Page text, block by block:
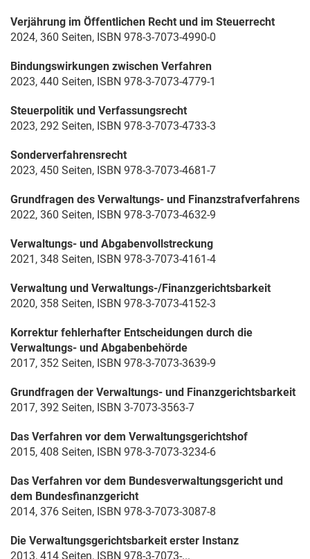
Verjährung im Öffentlichen Recht und im Steuerrecht
2024, 360 Seiten, ISBN 978-3-7073-4990-0
Bindungswirkungen zwischen Verfahren
2023, 440 Seiten, ISBN 978-3-7073-4779-1
Steuerpolitik und Verfassungsrecht
2023, 292 Seiten, ISBN 978-3-7073-4733-3
Sonderverfahrensrecht
2023, 450 Seiten, ISBN 978-3-7073-4681-7
Grundfragen des Verwaltungs- und Finanzstrafverfahrens
2022, 360 Seiten, ISBN 978-3-7073-4632-9
Verwaltungs- und Abgabenvollstreckung
2021, 348 Seiten, ISBN 978-3-7073-4161-4
Verwaltung und Verwaltungs-/Finanzgerichtsbarkeit
2020, 358 Seiten, ISBN 978-3-7073-4152-3
Korrektur fehlerhafter Entscheidungen durch die
Verwaltungs- und Abgabenbehörde
2017, 352 Seiten, ISBN 978-3-7073-3639-9
Grundfragen der Verwaltungs- und Finanzgerichtsbarkeit
2017, 392 Seiten, ISBN 3-7073-3563-7
Das Verfahren vor dem Verwaltungsgerichtshof
2015, 408 Seiten, ISBN 978-3-7073-3234-6
Das Verfahren vor dem Bundesverwaltungsgericht und
dem Bundesfinanzgericht
2014, 376 Seiten, ISBN 978-3-7073-3087-8
Die Verwaltungsgerichtsbarkeit erster Instanz
2013, 414 Seiten, ISBN 978-3-7073-...